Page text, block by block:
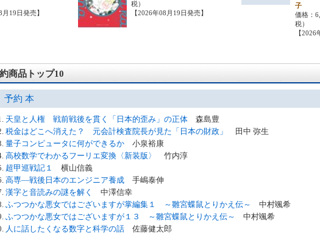
月19日発売】
税）
【2026年08月19日発売】
子
価格：
税）
【2026
商品トップ10
予約 本
天皇と人権 戦前戦後を貫く「日本的歪み」の正体 森島豊
税金はどこへ消えた？ 元会計検査院長が見た「日本の財政」
田中 弥生
量子コンピュータに何ができるか 小泉裕康
高校数学でわかるフーリエ変換〈新装版〉
竹内淳
超甲巡戦記１
横山信義
高専―戦後日本のエンジニア養成 手嶋泰伸
漢字と音読みの謎を解く
中澤信幸
ふつつかな悪女ではございますが掌編集１ ～雛宮蝶鼠とりかえ伝～
中村颯希
ふつつかな悪女ではございますが１３ ～雛宮蝶鼠とりかえ伝～
中村颯希
人に話したくなる数字と科学の話 佐藤健太郎